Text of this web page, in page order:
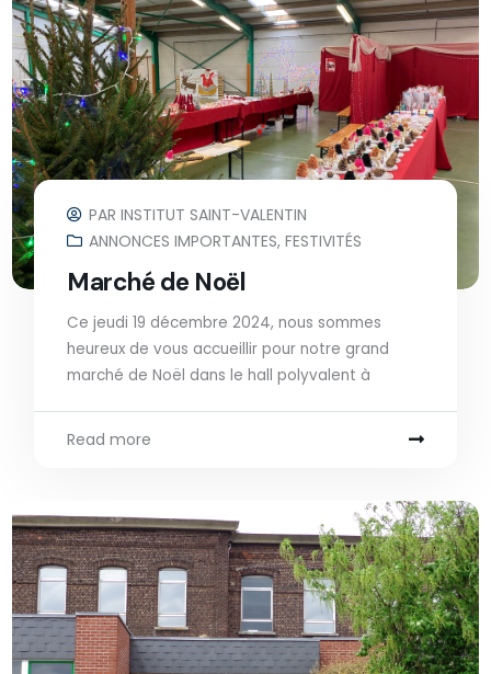
PARINSTITUT SAINT-VALENTIN
ANNONCES IMPORTANTES,FESTIVITÉS
Marché de Noël
Ce jeudi 19 décembre 2024, nous sommes
heureux de vous accueillir pour notre grand
marché de Noël dans le hall polyvalent à
Read more